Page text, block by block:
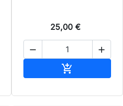
25,00 €
 
